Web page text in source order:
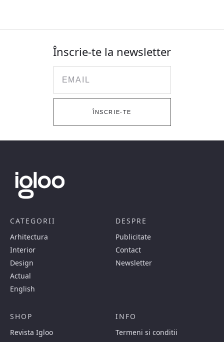
Înscrie-te la newsletter
ÎNSCRIE-TE
CATEGORII
Arhitectura
Interior
Design
Actual
English
DESPRE
Publicitate
Contact
Newsletter
SHOP
Revista Igloo
INFO
Termeni si conditii